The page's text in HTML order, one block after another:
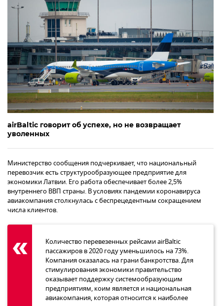
airBaltic говорит об успехе, но не возвращает
уволенных
Министерство сообщения подчеркивает, что национальный
перевозчик есть структурообразующее предприятие для
экономики Латвии. Его работа обеспечивает более 2,5%
внутреннего ВВП страны. В условиях пандемии коронавируса
авиакомпания столкнулась с беспрецедентным сокращением
числа клиентов.
Количество перевезенных рейсами airBaltic
пассажиров в 2020 году уменьшилось на 73%.
Компания оказалась на грани банкротства. Для
стимулирования экономики правительство
оказывает поддержку системообразующим
предприятиям, коим является и национальная
авиакомпания, которая относится к наиболее